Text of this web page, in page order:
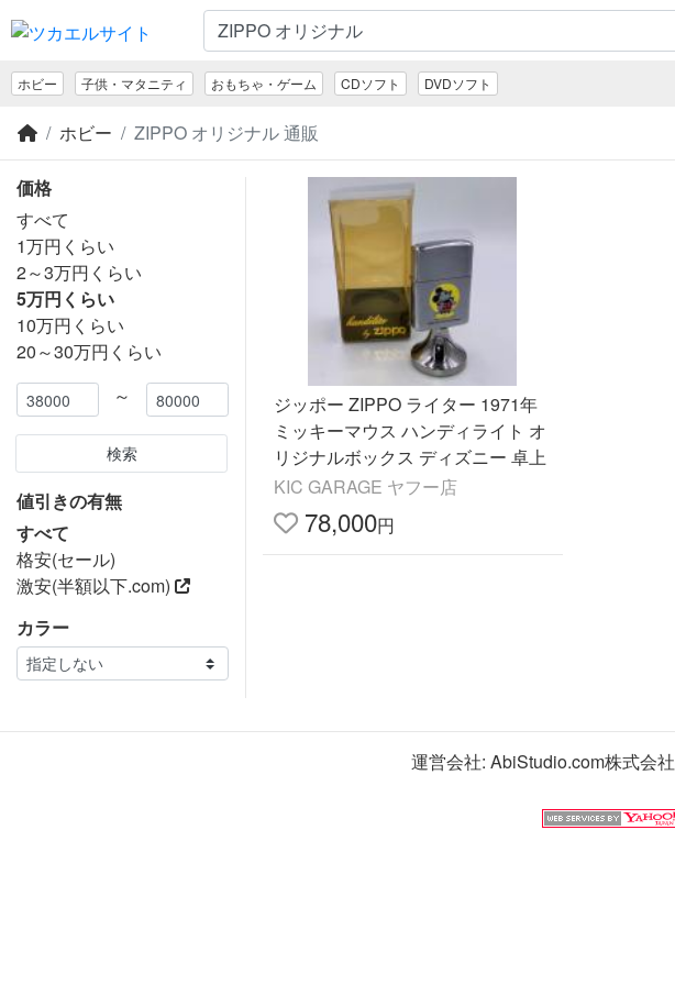
ホビー 子供・マタニティ おもちゃ・ゲーム CDソフト DVDソフト
ホビー ZIPPO オリジナル 通販
価格
すべて
1万円くらい
2～3万円くらい
5万円くらい
10万円くらい
20～30万円くらい
～
検索
値引きの有無
すべて
格安(セール)
激安(半額以下.com)
カラー
ジッポー ZIPPO ライター 1971年
ミッキーマウス ハンディライト オ
リジナルボックス ディズニー 卓上
KIC GARAGE ヤフー店
78,000円
運営会社: AbiStudio.com株式会社